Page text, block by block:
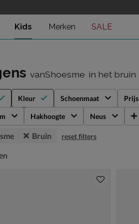
Kids Merken SALE
vanShoesme in het bruin
Kleur Schoenmaat Prijs
Hakhoogte Neus
Bruin reset filters